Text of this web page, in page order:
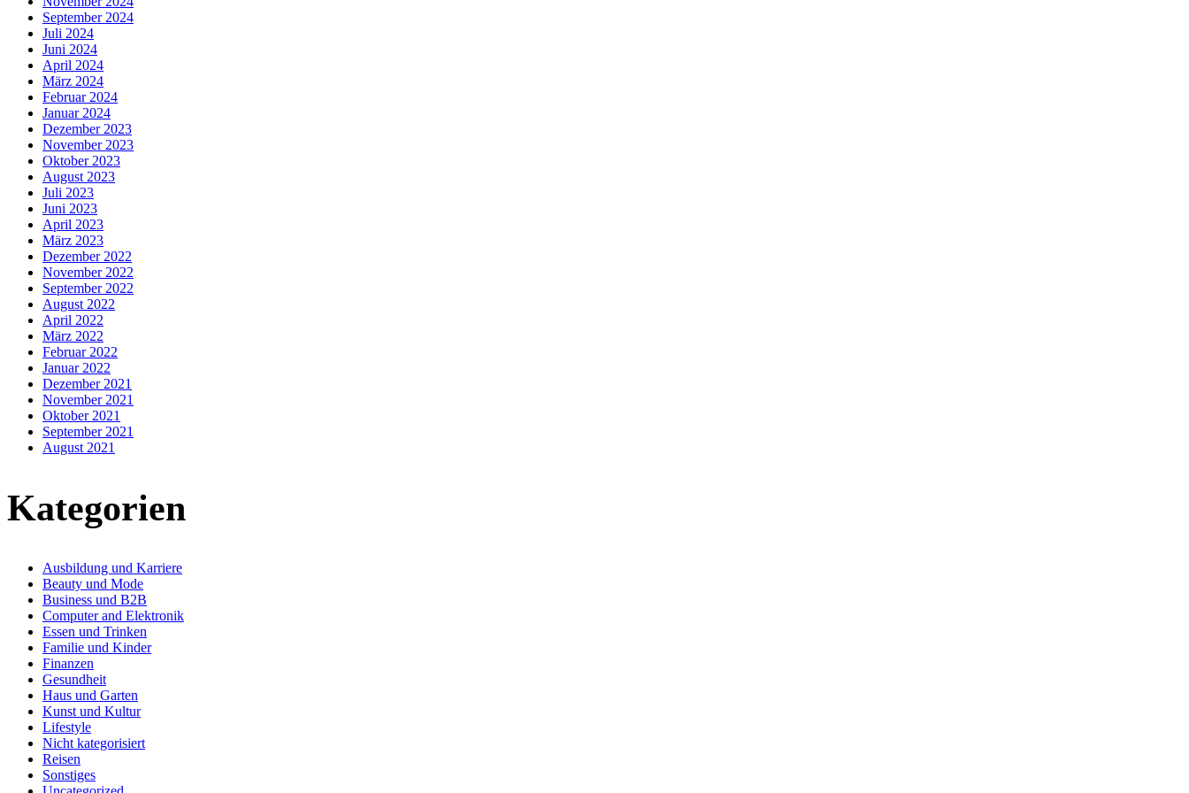
September 2024
Juli 2024
Juni 2024
April 2024
März 2024
Februar 2024
Januar 2024
Dezember 2023
November 2023
Oktober 2023
August 2023
Juli 2023
Juni 2023
April 2023
März 2023
Dezember 2022
November 2022
September 2022
August 2022
April 2022
März 2022
Februar 2022
Januar 2022
Dezember 2021
November 2021
Oktober 2021
September 2021
August 2021
Kategorien
Ausbildung und Karriere
Beauty und Mode
Business und B2B
Computer and Elektronik
Essen und Trinken
Familie und Kinder
Finanzen
Gesundheit
Haus und Garten
Kunst und Kultur
Lifestyle
Nicht kategorisiert
Reisen
Sonstiges